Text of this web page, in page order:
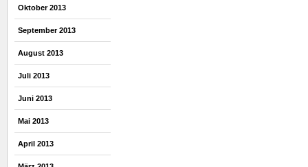
Oktober 2013
September 2013
August 2013
Juli 2013
Juni 2013
Mai 2013
April 2013